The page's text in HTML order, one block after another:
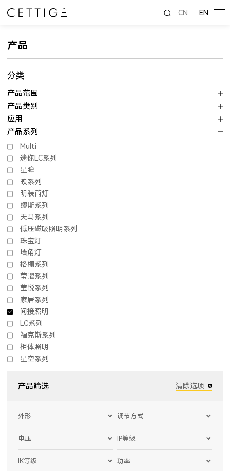
CN EN
产品
分类
产品范围
产品类别
应用
产品系列
Multi
迷你LC系列
星眸
映系列
明装筒灯
缪斯系列
天马系列
低压磁吸照明系列
珠宝灯
墙角灯
格栅系列
莹曜系列
莹悦系列
家居系列
间接照明
LC系列
福克斯系列
柜体照明
星空系列
产品筛选 清除选项
外形 调节方式
电压 IP等级
IK等级 功率